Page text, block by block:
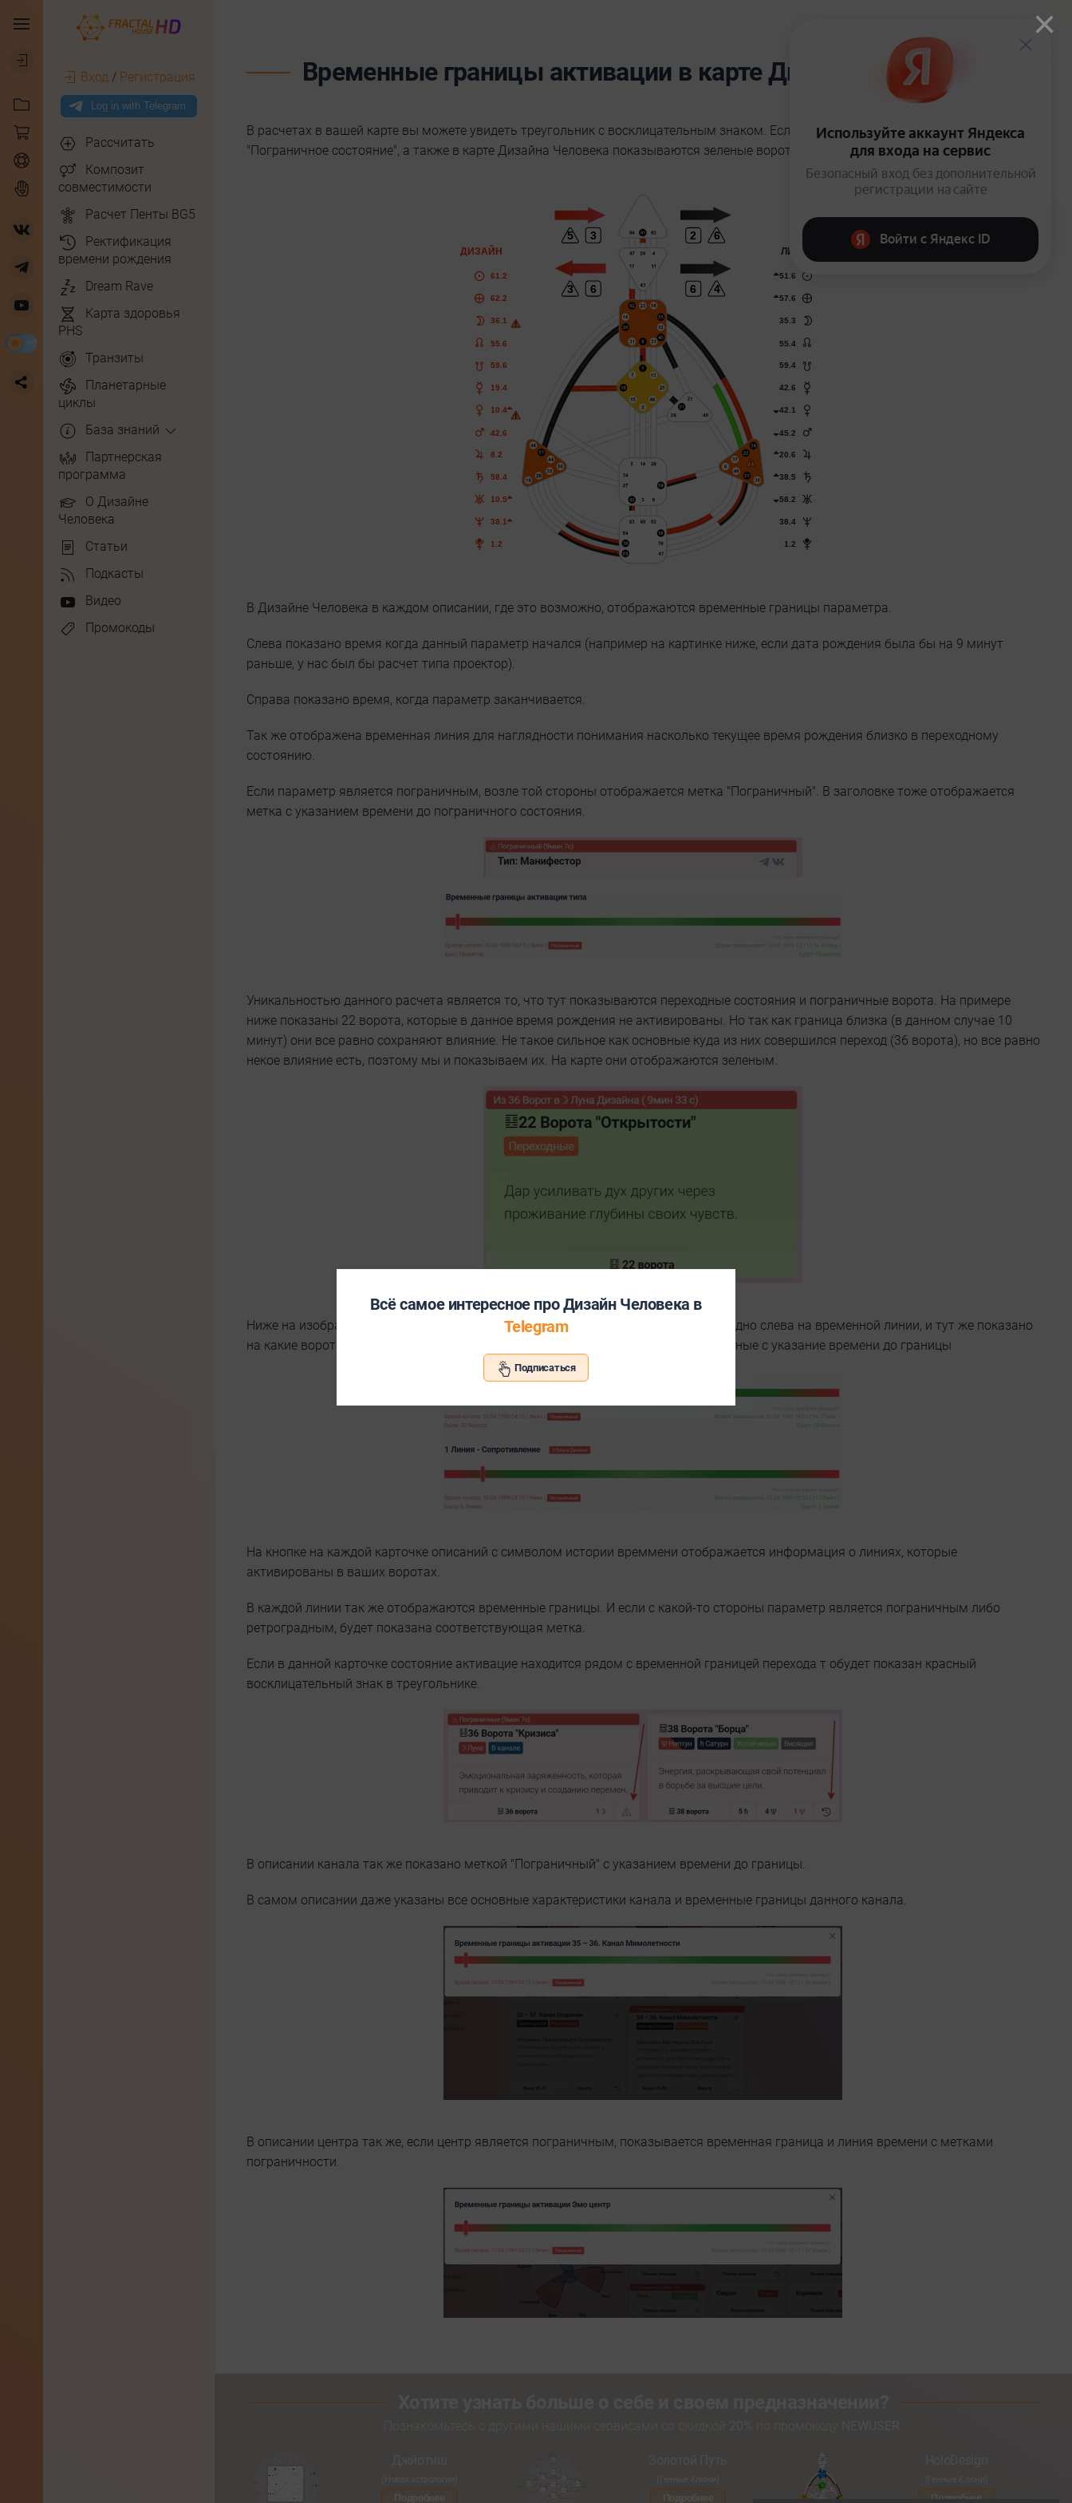
Вход / Регистрация
Рассчитать
Композит
совместимости
Расчет Пенты BG5
Ректификация
времени рождения
Dream Rave
Карта здоровья
PHS
Транзиты
Планетарные
циклы
База знаний
Партнерская
программа
О Дизайне
Человека
Статьи
Подкасты
Видео
Промокоды
Временные границы активации в карте Дизайна Человека
В расчетах в вашей карте вы можете увидеть треугольник с восклицательным знаком. Если наведете на него то увидите надпись
"Пограничное состояние", а также в карте Дизайна Человека показываются зеленые ворота.
В Дизайне Человека в каждом описании, где это возможно, отображаются временные границы параметра.
Слева показано время когда данный параметр начался (например на картинке ниже, если дата рождения была бы на 9 минут
раньше, у нас был бы расчет типа проектор).
Справа показано время, когда параметр заканчивается.
Так же отображена временная линия для наглядности понимания насколько текущее время рождения близко в переходному
состоянию.
Если параметр является пограничным, возле той стороны отображается метка "Пограничный". В заголовке тоже отображается
метка с указанием времени до пограничного состояния.
Уникальностью данного расчета является то, что тут показываются переходные состояния и пограничные ворота. На примере
ниже показаны 22 ворота, которые в данное время рождения не активированы. Но так как граница близка (в данном случае 10
минут) они все равно сохраняют влияние. Не такое сильное как основные куда из них совершился переход (36 ворота), но все равно
некое влияние есть, поэтому мы и показываем их. На карте они отображаются зеленым.
Ниже на изображении показаны 36 ворота, которые находятся на границе, что видно слева на временной линии, и тут же показано
на какие ворота там был переход. В заголовке показано что эти ворота пограничные с указание времени до границы
На кнопке на каждой карточке описаний с символом истории времмени отображается информация о линиях, которые
активированы в ваших воротах.
В каждой линии так же отображаются временные границы. И если с какой-то стороны параметр является пограничным либо
ретроградным, будет показана соответствующая метка.
Если в данной карточке состояние активацие находится рядом с временной границей перехода т обудет показан красный
восклицательный знак в треугольнике.
В описании канала так же показано меткой "Пограничный" с указанием времени до границы.
В самом описании даже указаны все основные характеристики канала и временные границы данного канала.
В описании центра так же, если центр является пограничным, показывается временная граница и линия времени с метками
пограничности.
Подробнее
×
Всё самое интересное про Дизайн Человека в
Telegram
Подписаться